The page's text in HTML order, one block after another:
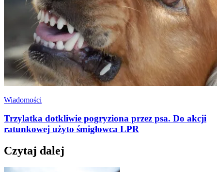
Wiadomości
Trzylatka dotkliwie pogryziona przez psa. Do akcji
ratunkowej użyto śmigłowca LPR
Czytaj dalej